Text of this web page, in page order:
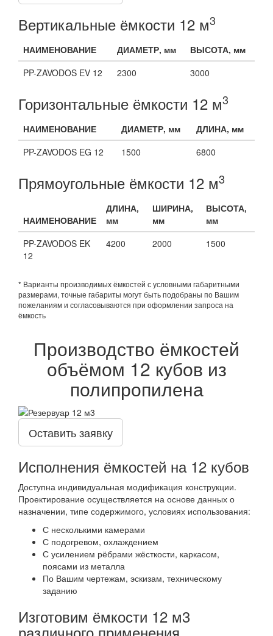
Вертикальные ёмкости 12 м3
НАИМЕНОВАНИЕ ДИАМЕТР, мм
ВЫСОТА, мм
PP-ZAVODOS EV 12
2300 3000
Горизонтальные ёмкости 12 м3
НАИМЕНОВАНИЕ ДИАМЕТР, мм
ДЛИНА, мм
PP-ZAVODOS EG 12
1500 6800
Прямоугольные ёмкости 12 м3
НАИМЕНОВАНИЕ
ДЛИНА,
мм
ШИРИНА,
мм
ВЫСОТА,
мм
PP-ZAVODOS EK
12
4200 2000 1500
* Варианты производимых ёмкостей с условными габаритными
размерами, точные габариты могут быть подобраны по Вашим
пожеланиям и согласовываются при оформлении запроса на
ёмкость
Производство ёмкостей
объёмом 12 кубов из
полипропилена
Оставить заявку
Исполнения ёмкостей на 12 кубов
Доступна индивидуальная модификация конструкции.
Проектирование осуществляется на основе данных о
назначении, типе содержимого, условиях использования:
С несколькими камерами
С подогревом, охлаждением
С усилением рёбрами жёсткости, каркасом,
поясами из металла
По Вашим чертежам, эскизам, техническому
заданию
Изготовим ёмкости 12 м3